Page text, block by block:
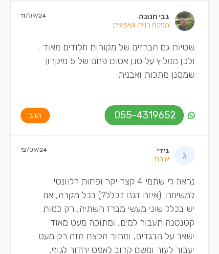
גבי חנונה
מפקח בניה ושיפוצים
11/09/24
שטיות גם הברזים של מקורות חלודים מאוד .
ולכן ממליץ על סנן אטום פחם של 5 מיקרון
שמסנן מתכות ואבנית
055-4319652 הגב
גידי
אורח
12/09/24
נראה לי שתמי 4 קצר יקר ופחות רלוונטי
למשימה. (איזה דגם בכלל?) בכל מקרה, אם
יש בכלל שוני מעשי מברז השתיה, רק כמות
קטנטנה תעבור למים, ומתוכה מעט מאוד
ישאר על הבגדים, ומתוך הקצת הזה רק מעט
יעבור לעור ומשם קרוב לאפס יחדור לגוף.